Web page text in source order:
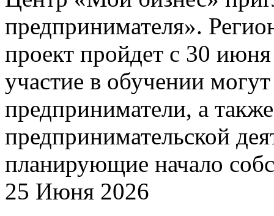
предпринимателя».
проект пройдет с 30
участие в обучении
предприниматели, а
предпринимательской
планирующие начало
25 Июня 2026